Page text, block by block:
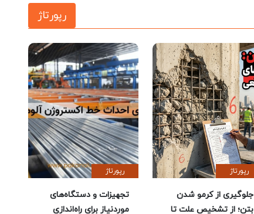
رپورتاژ
رپورتاژ
جلوگیری از کرمو شدن
بتن؛ از تشخیص علت تا
رپورتاژ
تجهیزات و دستگاه‌های
موردنیاز برای راه‌اندازی